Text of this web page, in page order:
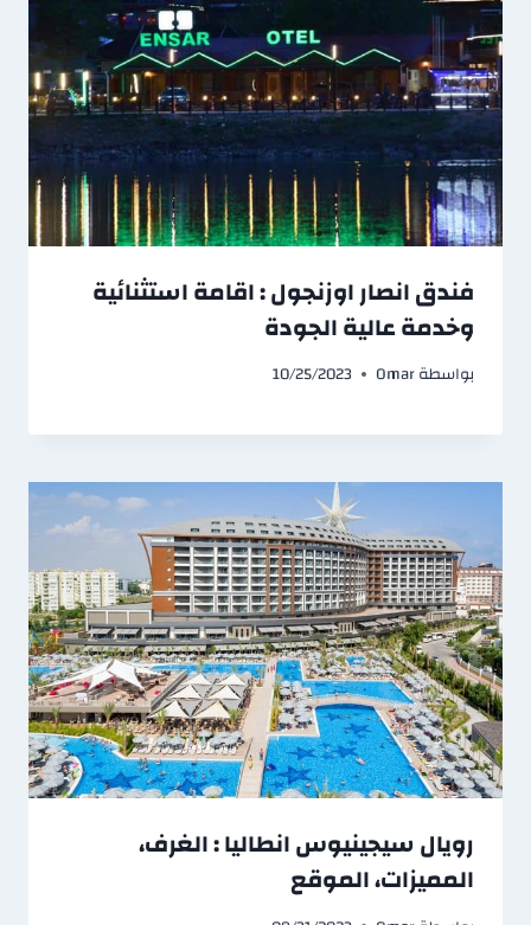
فندق انصار اوزنجول : اقامة استثنائية
وخدمة عالية الجودة
بواسطةOmar
10/25/2023
رويال سيجينيوس انطاليا : الغرف،
المميزات، الموقع